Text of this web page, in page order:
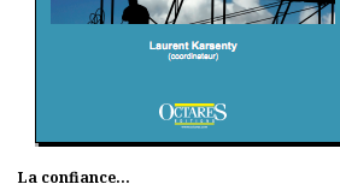
La confiance...